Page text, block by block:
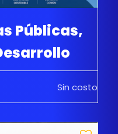
Públicas,
Sin costo